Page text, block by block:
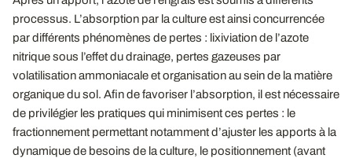
processus. L’absorption par la culture est ainsi concurrencée
par différents phénomènes de pertes : lixiviation de l’azote
nitrique sous l’effet du drainage, pertes gazeuses par
volatilisation ammoniacale et organisation au sein de la matière
organique du sol. Afin de favoriser l’absorption, il est nécessaire
de privilégier les pratiques qui minimisent ces pertes : le
fractionnement permettant notamment d’ajuster les apports à la
dynamique de besoins de la culture, le positionnement (avant